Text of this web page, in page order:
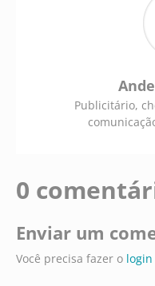
Publicitário,
0
Enviar um
Você precisa fazer o login